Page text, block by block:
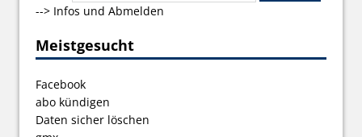
--> Infos und Abmelden
Meistgesucht
Facebook
abo kündigen
Daten sicher löschen